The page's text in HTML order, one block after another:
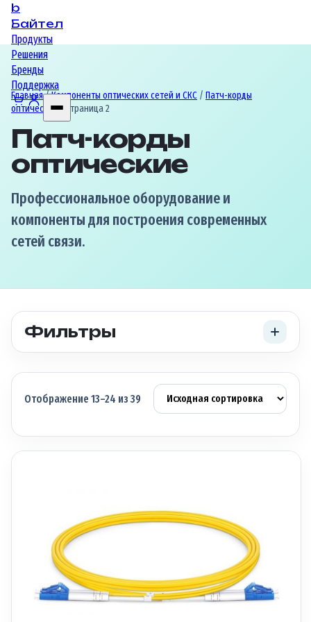
b
Байтел
Продукты
Решения
Бренды
Поддержка
Главная/Компоненты оптических сетей и СКС / Патч-корды
оптические/ Страница 2
Патч-корды
оптические
Профессиональное оборудование и
компоненты для построения современных
сетей связи.
Фильтры
Отображение 13–24 из 39